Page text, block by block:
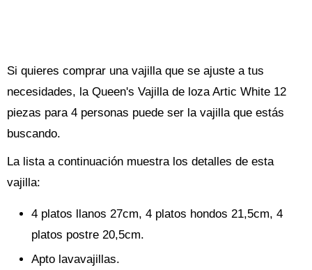
Si quieres comprar una vajilla que se ajuste a tus
necesidades, la Queen's Vajilla de loza Artic White 12
piezas para 4 personas puede ser la vajilla que estás
buscando.
La lista a continuación muestra los detalles de esta
vajilla:
4 platos llanos 27cm, 4 platos hondos 21,5cm, 4
platos postre 20,5cm.
Apto lavavajillas.